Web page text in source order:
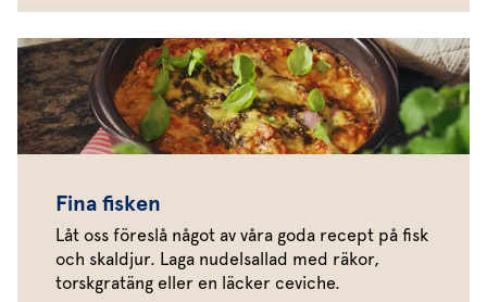
Fina fisken
Låt oss föreslå något av våra goda recept på fisk
och skaldjur. Laga nudelsallad med räkor,
torskgratäng eller en läcker ceviche.